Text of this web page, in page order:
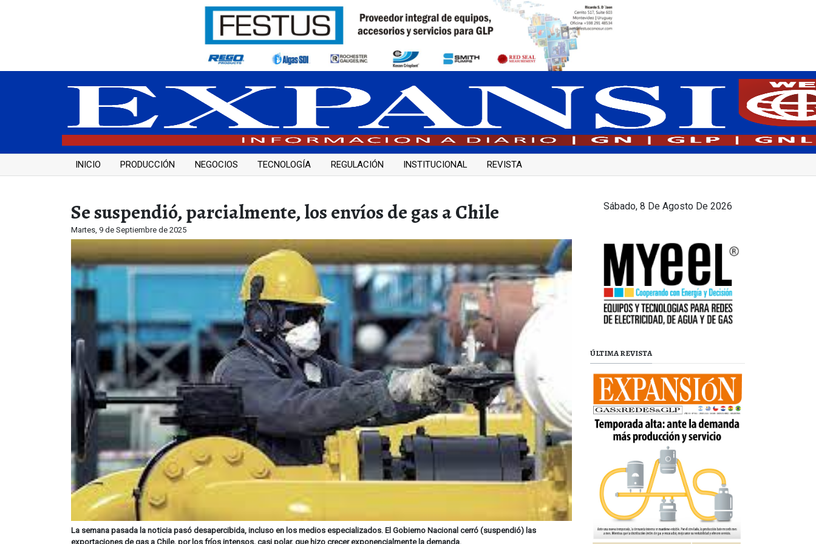
INICIO PRODUCCIÓN NEGOCIOS TECNOLOGÍA REGULACIÓN INSTITUCIONAL REVISTA
Se suspendió, parcialmente, los envíos de gas a Chile
Martes, 9 de Septiembre de 2025
La semana pasada la noticia pasó desapercibida, incluso en los medios especializados. El Gobierno Nacional cerró (suspendió) las
exportaciones de gas a Chile, por los fríos intensos, casi polar, que hizo crecer exponencialmente la demanda.
Sábado, 8 De Agosto De 2026
ÚLTIMA REVISTA